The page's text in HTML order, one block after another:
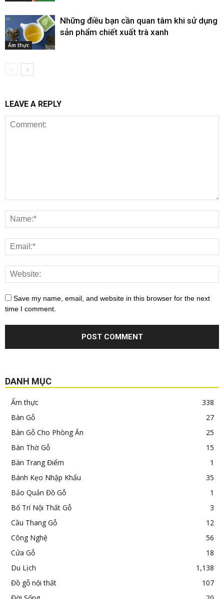
Ẩm thực
Những điều bạn cần quan tâm khi sử dụng
sản phẩm chiết xuất trà xanh
LEAVE A REPLY
Save my name, email, and website in this browser for the next
time I comment.
DANH MỤC
Ẩm thực
338
Bàn Gỗ
27
Bàn Gỗ Cho Phòng Ăn
25
Bàn Thờ Gỗ
15
Bàn Trang Điểm
1
Bánh Kẹo Nhập Khẩu
35
Bảo Quản Đồ Gỗ
1
Bố Trí Nội Thất Gỗ
3
Cầu Thang Gỗ
12
Công Nghệ
56
Cửa Gỗ
18
Du Lịch
1,138
Đồ gỗ nội thất
107